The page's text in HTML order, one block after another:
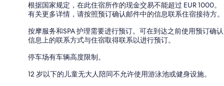
根据国家规定，在此住宿所作的现金交易不能超过 EUR 1000。
有关更多详情，请按照预订确认邮件中的信息联系住宿接待方。
按摩服务和SPA 护理需要进行预订。可在到达之前使用预订确认
信息上的联系方式与住宿取得联系以进行预订。
停车场有车辆高度限制。
12 岁以下的儿童无大人陪同不允许使用游泳池或健身设施。